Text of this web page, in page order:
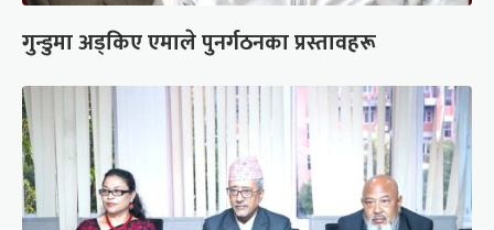
गुन्डुमा अड्किए एमाले पुनर्गठनका प्रस्तावहरू